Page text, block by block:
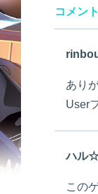
コメン
あり
User
ハル
この